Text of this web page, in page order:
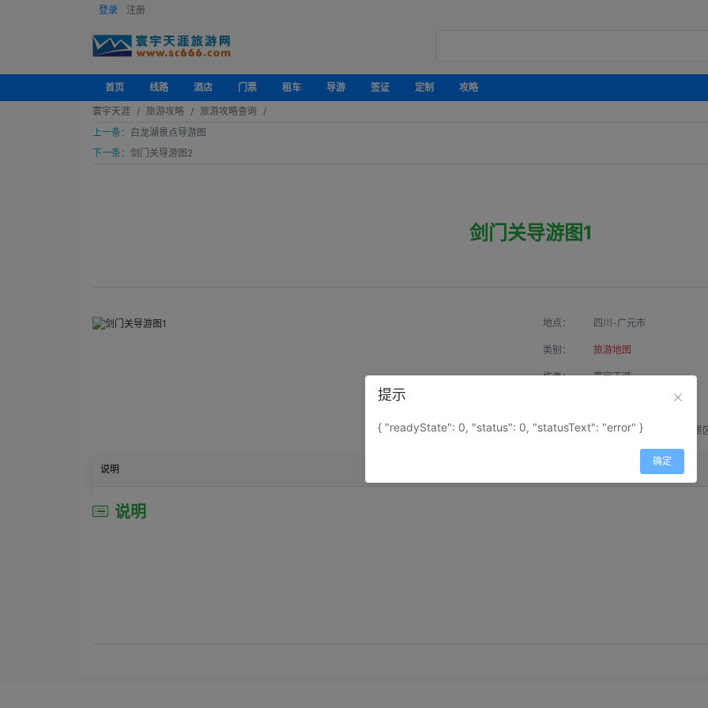
登录 注册
首页 线路 酒店 门票 租车 导游 签证 定制
攻略
寰宇天涯
旅游攻略
旅游攻略查询
上一条：
白龙湖景点导游图
下一条： 剑门关导游图2
剑门关导游图1
地点： 四川-广元市
类别： 旅游地图
作者： 寰宇天涯
属性： 地图属性： 地图类型-景
说明
说明
提示
{ "readyState": 0, "status": 0, "statusText": "error" }
确定